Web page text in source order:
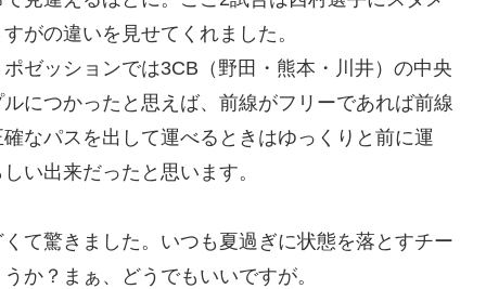
がの違いを見せてくれました。
ゼッションでは3CB（野田・熊本・川井）の中央
につかったと思えば、前線がフリーであれば前線
なパスを出して運べるときはゆっくりと前に運
い出来だったと思います。
て驚きました。いつも夏過ぎに状態を落とすチー
か？まぁ、どうでもいいですが。